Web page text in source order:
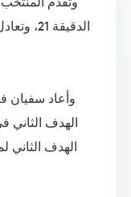
وأعاد سفيان